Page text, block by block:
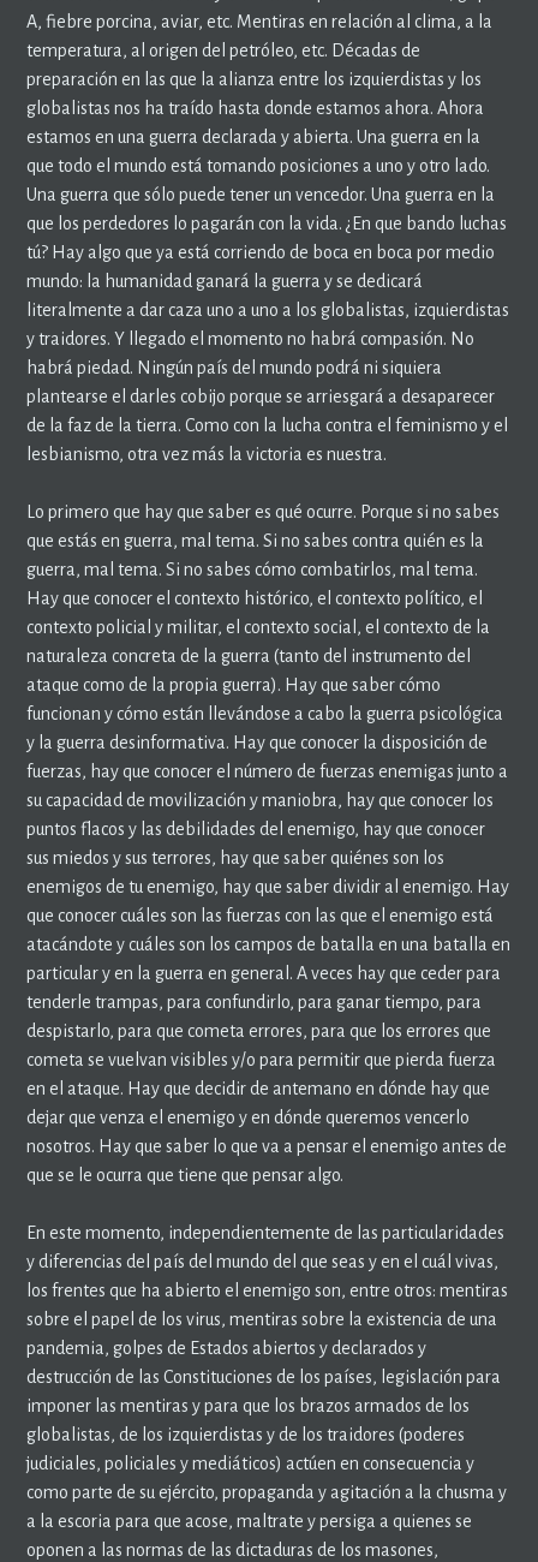
A, fiebre porcina, aviar, etc. Mentiras en relación al clima, a la
temperatura, al origen del petróleo, etc. Décadas de
preparación en las que la alianza entre los izquierdistas y los
globalistas nos ha traído hasta donde estamos ahora. Ahora
estamos en una guerra declarada y abierta. Una guerra en la
que todo el mundo está tomando posiciones a uno y otro lado.
Una guerra que sólo puede tener un vencedor. Una guerra en la
que los perdedores lo pagarán con la vida. ¿En que bando luchas
tú? Hay algo que ya está corriendo de boca en boca por medio
mundo: la humanidad ganará la guerra y se dedicará
literalmente a dar caza uno a uno a los globalistas, izquierdistas
y traidores. Y llegado el momento no habrá compasión. No
habrá piedad. Ningún país del mundo podrá ni siquiera
plantearse el darles cobijo porque se arriesgará a desaparecer
de la faz de la tierra. Como con la lucha contra el feminismo y el
lesbianismo, otra vez más la victoria es nuestra.
Lo primero que hay que saber es qué ocurre. Porque si no sabes
que estás en guerra, mal tema. Si no sabes contra quién es la
guerra, mal tema. Si no sabes cómo combatirlos, mal tema.
Hay que conocer el contexto histórico, el contexto político, el
contexto policial y militar, el contexto social, el contexto de la
naturaleza concreta de la guerra (tanto del instrumento del
ataque como de la propia guerra). Hay que saber cómo
funcionan y cómo están llevándose a cabo la guerra psicológica
y la guerra desinformativa. Hay que conocer la disposición de
fuerzas, hay que conocer el número de fuerzas enemigas junto a
su capacidad de movilización y maniobra, hay que conocer los
puntos flacos y las debilidades del enemigo, hay que conocer
sus miedos y sus terrores, hay que saber quiénes son los
enemigos de tu enemigo, hay que saber dividir al enemigo. Hay
que conocer cuáles son las fuerzas con las que el enemigo está
atacándote y cuáles son los campos de batalla en una batalla en
particular y en la guerra en general. A veces hay que ceder para
tenderle trampas, para confundirlo, para ganar tiempo, para
despistarlo, para que cometa errores, para que los errores que
cometa se vuelvan visibles y/o para permitir que pierda fuerza
en el ataque. Hay que decidir de antemano en dónde hay que
dejar que venza el enemigo y en dónde queremos vencerlo
nosotros. Hay que saber lo que va a pensar el enemigo antes de
que se le ocurra que tiene que pensar algo.
En este momento, independientemente de las particularidades
y diferencias del país del mundo del que seas y en el cuál vivas,
los frentes que ha abierto el enemigo son, entre otros: mentiras
sobre el papel de los virus, mentiras sobre la existencia de una
pandemia, golpes de Estados abiertos y declarados y
destrucción de las Constituciones de los países, legislación para
imponer las mentiras y para que los brazos armados de los
globalistas, de los izquierdistas y de los traidores (poderes
judiciales, policiales y mediáticos) actúen en consecuencia y
como parte de su ejército, propaganda y agitación a la chusma y
a la escoria para que acose, maltrate y persiga a quienes se
oponen a las normas de las dictaduras de los masones,